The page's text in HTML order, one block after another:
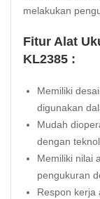
melakukan
Fitur Alat
KL2385 :
Memiliki
digunakan
Mudah
dengan
Memiliki nilai
pengukuran
Respon kerja